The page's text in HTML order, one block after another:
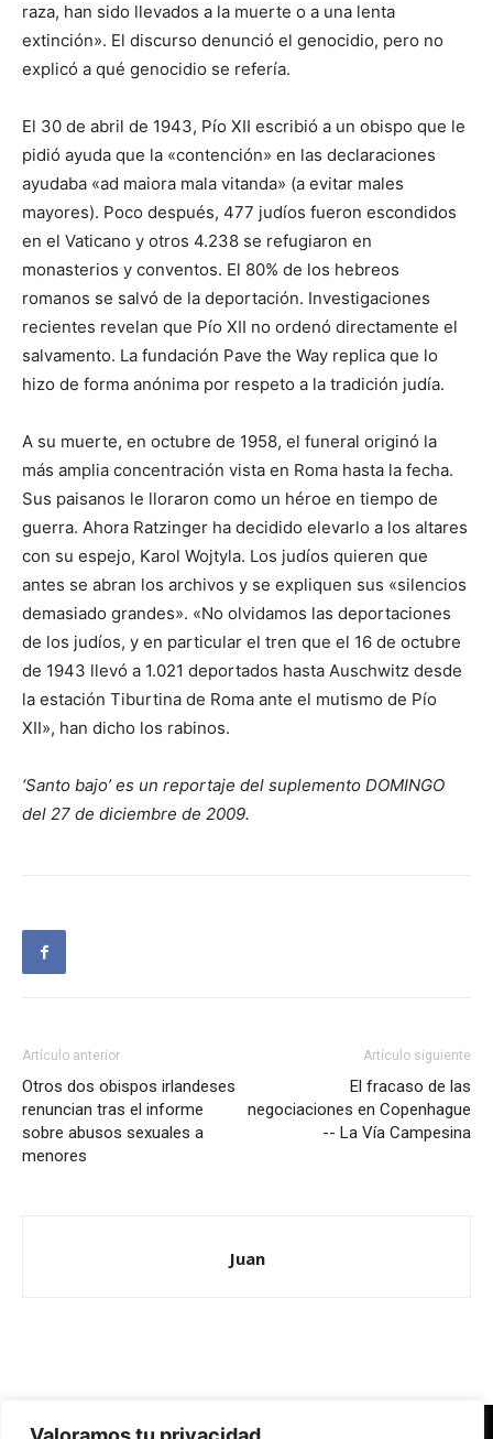
raza, han sido llevados a la muerte o a una lenta
extinción». El discurso denunció el genocidio, pero no
explicó a qué genocidio se refería.
El 30 de abril de 1943, Pío XII escribió a un obispo que le
pidió ayuda que la «contención» en las declaraciones
ayudaba «ad maiora mala vitanda» (a evitar males
mayores). Poco después, 477 judíos fueron escondidos
en el Vaticano y otros 4.238 se refugiaron en
monasterios y conventos. El 80% de los hebreos
romanos se salvó de la deportación. Investigaciones
recientes revelan que Pío XII no ordenó directamente el
salvamento. La fundación Pave the Way replica que lo
hizo de forma anónima por respeto a la tradición judía.
A su muerte, en octubre de 1958, el funeral originó la
más amplia concentración vista en Roma hasta la fecha.
Sus paisanos le lloraron como un héroe en tiempo de
guerra. Ahora Ratzinger ha decidido elevarlo a los altares
con su espejo, Karol Wojtyla. Los judíos quieren que
antes se abran los archivos y se expliquen sus «silencios
demasiado grandes». «No olvidamos las deportaciones
de los judíos, y en particular el tren que el 16 de octubre
de 1943 llevó a 1.021 deportados hasta Auschwitz desde
la estación Tiburtina de Roma ante el mutismo de Pío
XII», han dicho los rabinos.
‘Santo bajo’ es un reportaje del suplemento DOMINGO
del 27 de diciembre de 2009.
Artículo anterior
Otros dos obispos irlandeses
renuncian tras el informe
sobre abusos sexuales a
menores
Artículo siguiente
El fracaso de las
negociaciones en Copenhague
-- La Vía Campesina
Juan